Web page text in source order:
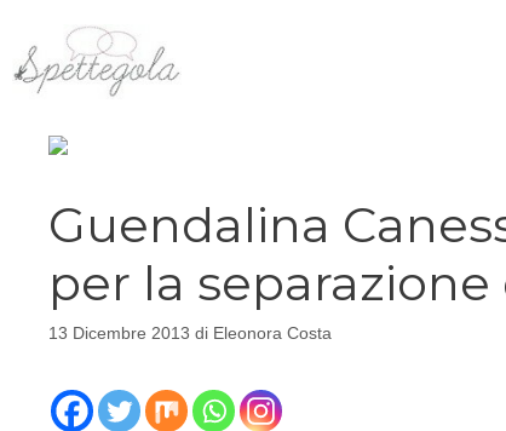
contenuto
Guendalina
per la
13 Dicembre 2013 di Eleonora Costa